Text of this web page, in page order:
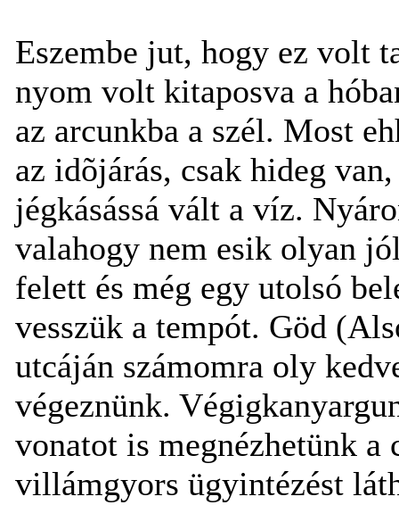
Eszembe jut, hogy ez volt
nyom volt kitaposva a
az arcunkba a szél. Most
az idõjárás, csak hideg
jégkásássá vált a víz.
valahogy nem esik olyan
felett és még egy utolsó
vesszük a tempót. Göd
utcáján számomra oly
végeznünk.
vonatot is megnézhetünk a
villámgyors ügyintézést